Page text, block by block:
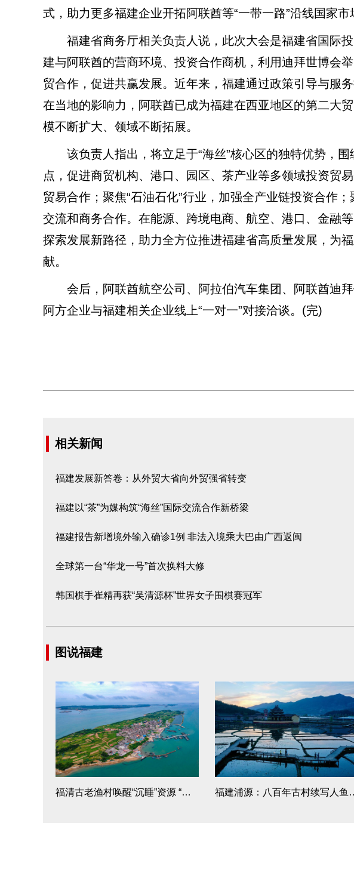
式，助力更多福建企业开拓阿联酋等“一带一路”沿线国家市
福建省商务厅相关负责人说，此次大会是福建省国际投
建与阿联酋的营商环境、投资合作商机，利用迪拜世博会
贸合作，促进共赢发展。近年来，福建通过政策引导与服
在当地的影响力，阿联酋已成为福建在西亚地区的第二大
模不断扩大、领域不断拓展。
该负责人指出，将立足于“海丝”核心区的独特优势，围
点，促进商贸机构、港口、园区、茶产业等多领域投资贸
贸易合作；聚焦“石油石化”行业，加强全产业链投资合作
交流和商务合作。在能源、跨境电商、航空、港口、金融
探索发展新路径，助力全方位推进福建省高质量发展，为
献。
会后，阿联酋航空公司、阿拉伯汽车集团、阿联酋迪拜
阿方企业与福建相关企业线上“一对一”对接洽谈。(完)
相关新闻
福建发展新答卷：从外贸大省向外贸强省转变
福建以“茶”为媒构筑“海丝”国际交流合作新桥梁
福建报告新增境外输入确诊1例 非法入境乘大巴由广西返闽
全球第一台“华龙一号”首次换料大修
韩国棋手崔精再获“吴清源杯”世界女子围棋赛冠军
图说福建
福清古老渔村唤醒“沉睡”资源 “美丽吉岛”乘风破浪 福建浦源：